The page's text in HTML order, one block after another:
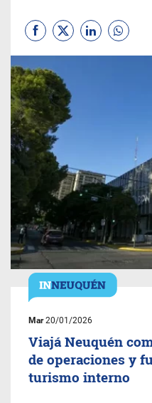
Mar20/01/2026
Viajá Neuquén
de operaciones y
turismo interno